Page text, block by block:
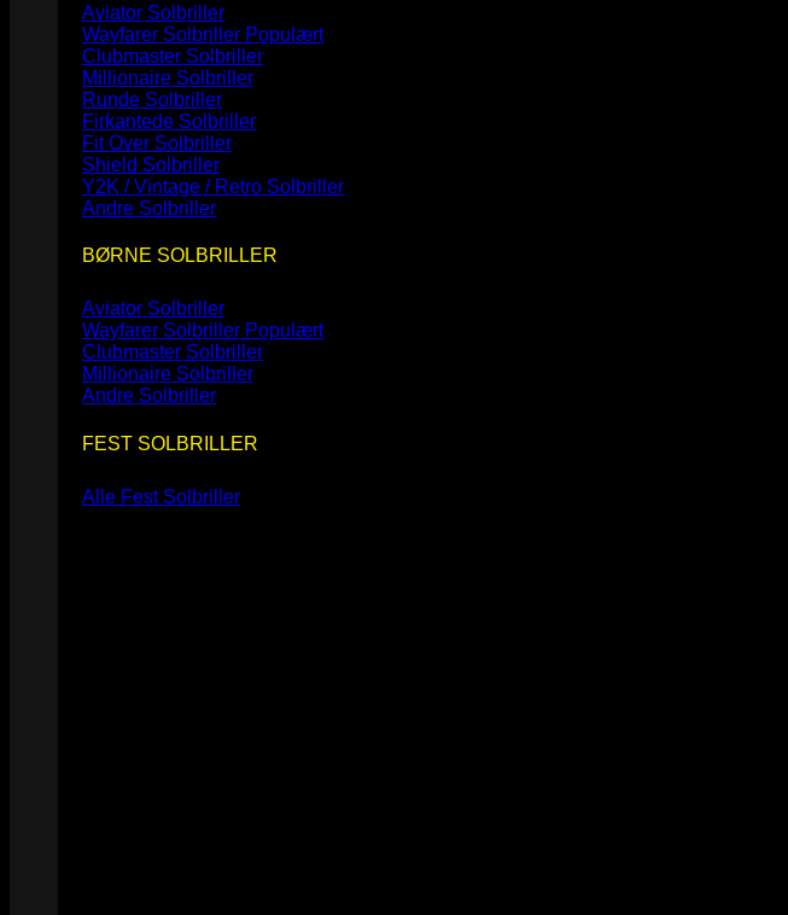
Aviator Solbriller
Wayfarer Solbriller
Clubmaster Solbriller
Millionaire Solbriller
Runde Solbriller
Firkantede Solbriller
Fit Over Solbriller
Shield Solbriller
Y2K / Vintage / Retro Solbriller
Andre Solbriller
BØRNE SOLBRILLER
Aviator Solbriller
Wayfarer Solbriller
Clubmaster Solbriller
Millionaire Solbriller
Andre Solbriller
FEST SOLBRILLER
Alle Fest Solbriller